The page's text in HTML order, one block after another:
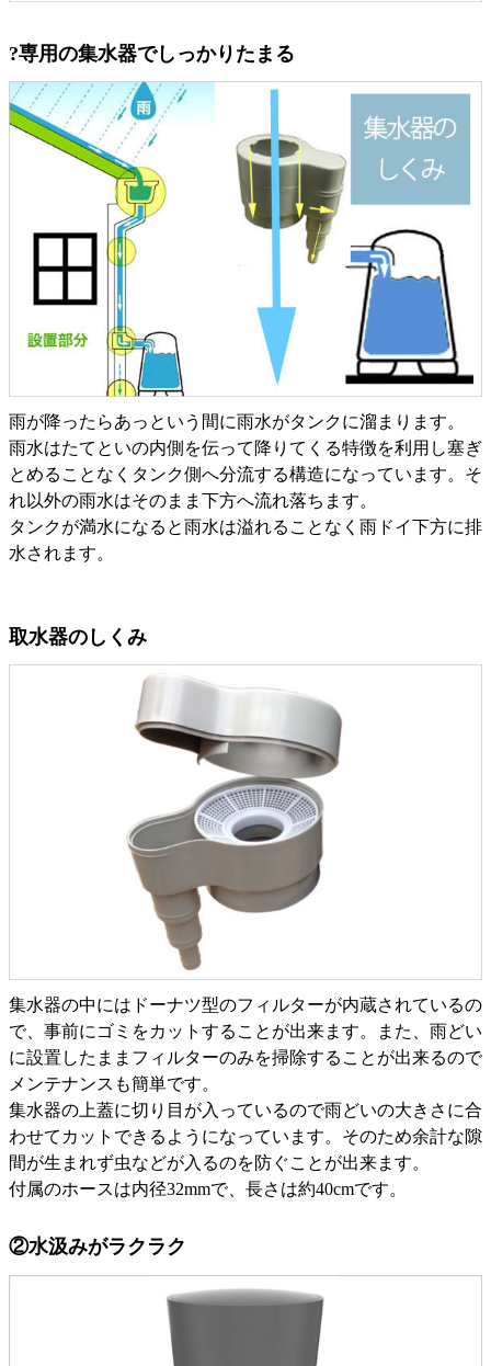
?専用の集水器でしっかりたまる
雨が降ったらあっという間に雨水がタンクに溜まります。
雨水はたてといの内側を伝って降りてくる特徴を利用し塞ぎ
とめることなくタンク側へ分流する構造になっています。そ
れ以外の雨水はそのまま下方へ流れ落ちます。
タンクが満水になると雨水は溢れることなく雨ドイ下方に排
水されます。
取水器のしくみ
集水器の中にはドーナツ型のフィルターが内蔵されているの
で、事前にゴミをカットすることが出来ます。また、雨どい
に設置したままフィルターのみを掃除することが出来るので
メンテナンスも簡単です。
集水器の上蓋に切り目が入っているので雨どいの大きさに合
わせてカットできるようになっています。そのため余計な隙
間が生まれず虫などが入るのを防ぐことが出来ます。
付属のホースは内径32mmで、長さは約40cmです。
②水汲みがラクラク